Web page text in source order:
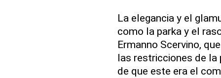
La elegancia y el
como la parka y el
Ermanno Scervino,
las restricciones de la
de que este era el